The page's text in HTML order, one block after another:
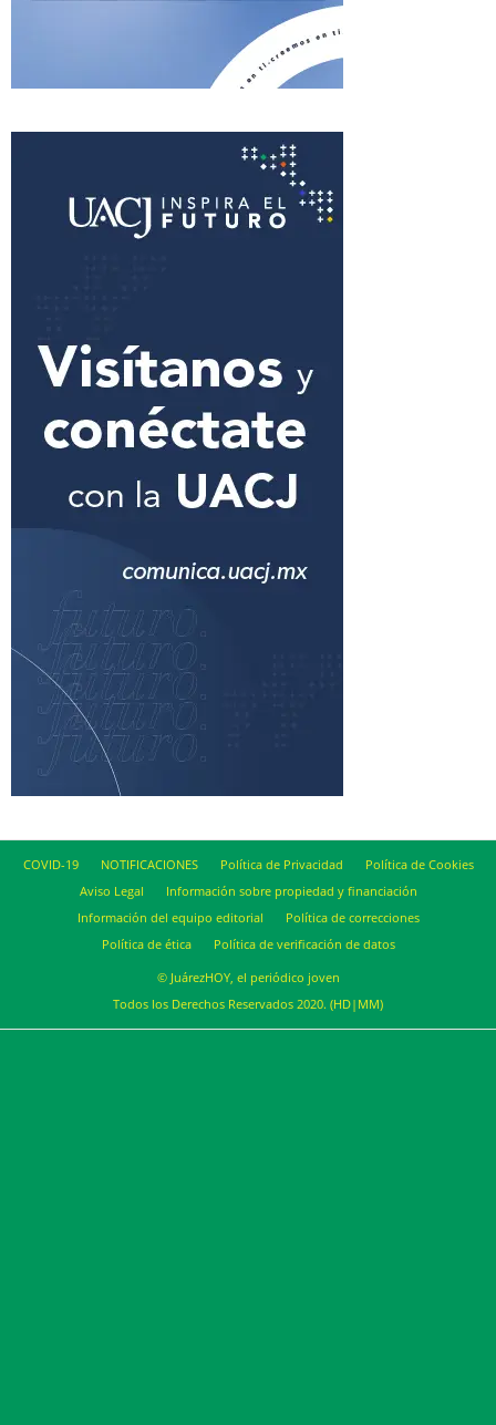
COVID-19 NOTIFICACIONES Política de Privacidad
Política de Cookies
Aviso Legal
Información sobre propiedad y financiación
Información del equipo editorial
Política de correcciones
Política de ética
Política de verificación de datos
© JuárezHOY, el periódico joven
Todos los Derechos Reservados 2020. (HD|MM)